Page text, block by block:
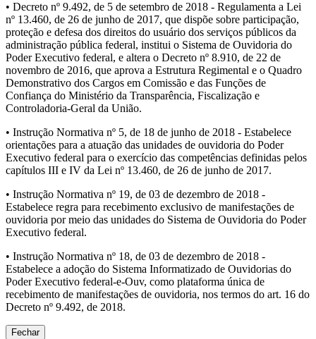
• Decreto nº 9.492, de 5 de setembro de 2018 - Regulamenta a Lei
nº 13.460, de 26 de junho de 2017, que dispõe sobre participação,
proteção e defesa dos direitos do usuário dos serviços públicos da
administração pública federal, institui o Sistema de Ouvidoria do
Poder Executivo federal, e altera o Decreto nº 8.910, de 22 de
novembro de 2016, que aprova a Estrutura Regimental e o Quadro
Demonstrativo dos Cargos em Comissão e das Funções de
Confiança do Ministério da Transparência, Fiscalização e
Controladoria-Geral da União.
• Instrução Normativa nº 5, de 18 de junho de 2018 - Estabelece
orientações para a atuação das unidades de ouvidoria do Poder
Executivo federal para o exercício das competências definidas pelos
capítulos III e IV da Lei nº 13.460, de 26 de junho de 2017.
• Instrução Normativa nº 19, de 03 de dezembro de 2018 -
Estabelece regra para recebimento exclusivo de manifestações de
ouvidoria por meio das unidades do Sistema de Ouvidoria do Poder
Executivo federal.
• Instrução Normativa nº 18, de 03 de dezembro de 2018 -
Estabelece a adoção do Sistema Informatizado de Ouvidorias do
Poder Executivo federal-e-Ouv, como plataforma única de
recebimento de manifestações de ouvidoria, nos termos do art. 16 do
Decreto nº 9.492, de 2018.
Fechar